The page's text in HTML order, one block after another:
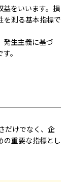
益をいいます。損
を測る基本指標で
発生主義に基づ
。
だけでなく、企
の重要な指標とし